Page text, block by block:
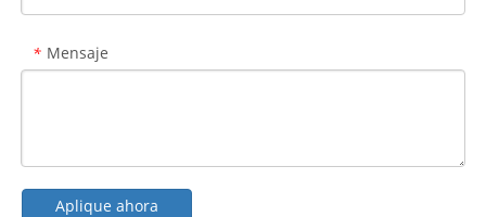
* Mensaje
Aplique ahora